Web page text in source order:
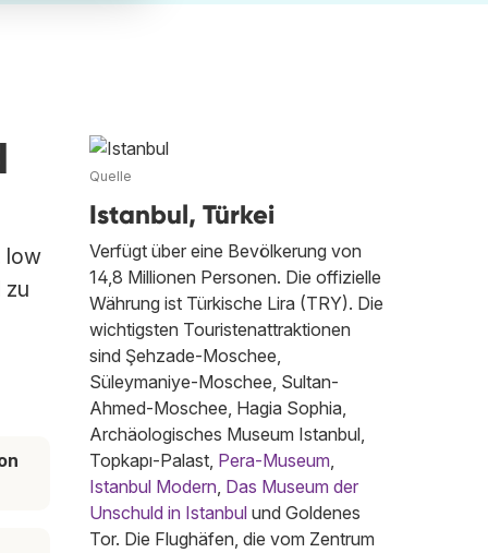
low
zu
Quelle
Istanbul, Türkei
Verfügt über eine Bevölkerung von
14,8 Millionen Personen. Die offizielle
Währung ist Türkische Lira (TRY). Die
wichtigsten Touristenattraktionen
sind Şehzade-Moschee,
Süleymaniye-Moschee, Sultan-
Ahmed-Moschee, Hagia Sophia,
Archäologisches Museum Istanbul,
Topkapı-Palast, Pera-Museum,
Istanbul Modern, Das Museum der
Unschuld in Istanbul und Goldenes
Tor. Die Flughäfen, die vom Zentrum